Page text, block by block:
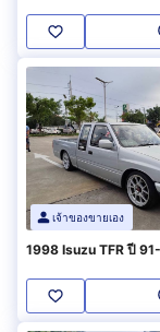
เจ้าของขายเอง
1998 Isuzu TFR ปี